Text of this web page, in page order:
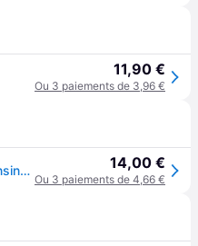
11,90 €
Ou 3 paiements de 3,96 €
CeraVe Cleansers Micellar Cleansing Water eau micellaire nettoyante pour un effet naturel 295 ml 14,00 €
Ou 3 paiements de 4,66 €